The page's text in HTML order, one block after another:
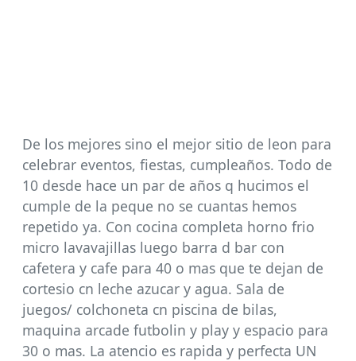
De los mejores sino el mejor sitio de leon para
celebrar eventos, fiestas, cumpleaños. Todo de
10 desde hace un par de años q hucimos el
cumple de la peque no se cuantas hemos
repetido ya. Con cocina completa horno frio
micro lavavajillas luego barra d bar con
cafetera y cafe para 40 o mas que te dejan de
cortesio cn leche azucar y agua. Sala de
juegos/ colchoneta cn piscina de bilas,
maquina arcade futbolin y play y espacio para
30 o mas. La atencio es rapida y perfecta UN